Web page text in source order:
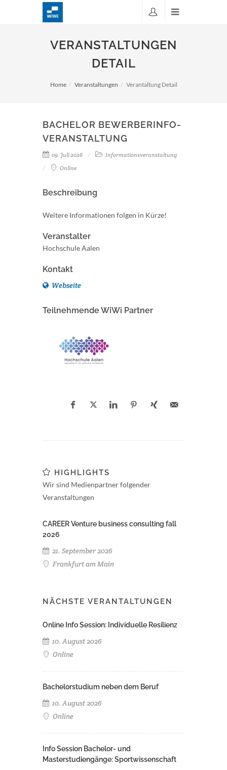
VERANSTALTUNGEN
DETAIL
Home Veranstaltungen Verantaltung Detail
BACHELOR BEWERBERINFO-
VERANSTALTUNG
09. Juli 2026
Informationsveranstaltung
Online
Beschreibung
Weitere Informationen folgen in Kürze!
Veranstalter
Hochschule Aalen
Kontakt
Webseite
Teilnehmende WiWi Partner
HIGHLIGHTS
Wir sind Medienpartner folgender
Veranstaltungen
CAREER Venture business consulting fall
2026
21. September 2026
Frankfurt am Main
NÄCHSTE VERANTALTUNGEN
Online Info Session: Individuelle Resilienz
10. August 2026
Online
Bachelorstudium neben dem Beruf
10. August 2026
Online
Info Session Bachelor- und
Masterstudiengänge: Sportwissenschaft